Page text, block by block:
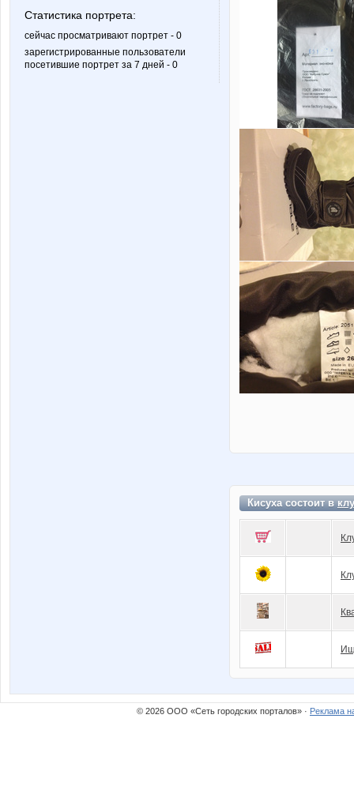
Статистика портрета:
сейчас просматривают портрет - 0
зарегистрированные пользователи
посетившие портрет за 7 дней - 0
Кисуха состоит в
© 2026 ООО «Сеть городских порталов» · Реклама